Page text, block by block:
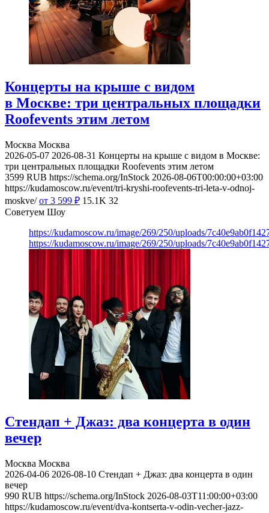
Концерты на крыше с видом
в Москве: три центральных площадки
Roofevents этим летом
Москва Москва
2026-05-07 2026-08-31 Концерты на крыше с видом в Москве:
три центральных площадки Roofevents этим летом
3599 RUB https://schema.org/InStock 2026-08-06T00:00:00+03:00
https://kudamoscow.ru/event/tri-kryshi-roofevents-tri-leta-v-odnoj-
moskve/ от 3 599 ₽ 15.1K 32
Советуем Шоу
https://kudamoscow.ru/image/269/250/uploads/
https://kudamoscow.ru/image/269/250/uploads/
Стендап + Джаз: два концерта в один
вечер
Москва Москва
2026-04-06 2026-08-10 Стендап + Джаз: два концерта в один
вечер
990 RUB https://schema.org/InStock 2026-08-03T11:00:00+03:00
https://kudamoscow.ru/event/dva-kontserta-v-odin-vecher-jazz-